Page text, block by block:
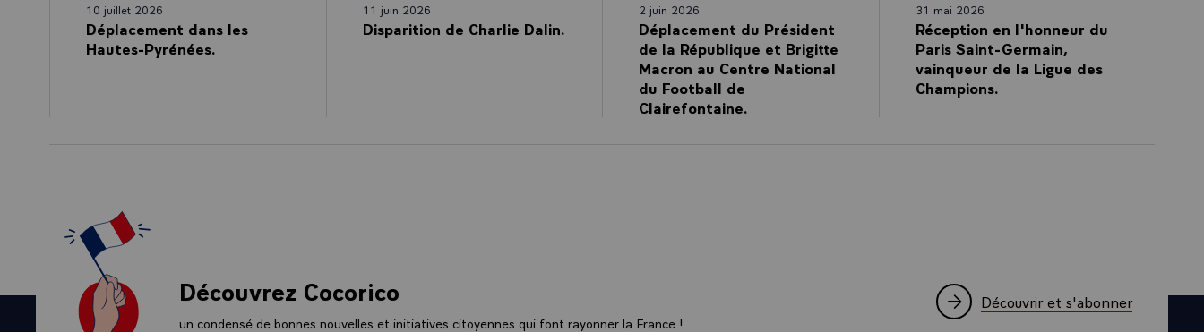
10 juillet 2026
Déplacement dans les
Hautes-Pyrénées.
11 juin 2026
Disparition de Charlie Dalin.
2 juin 2026
Déplacement du Président
de la République et Brigitte
Macron au Centre National
du Football de
Clairefontaine.
31 mai 2026
Réception en l'honneur du
Paris Saint-Germain,
vainqueur de la Ligue des
Champions.
Découvrez Cocorico
un condensé de bonnes nouvelles et initiatives citoyennes qui font rayonner la France !
Découvrir et s'abonner